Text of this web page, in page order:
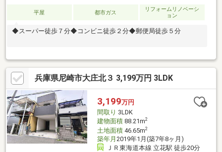
平屋 都市ガス
リフォームリノベーシ
ョン
◆スーパー徒歩７分◆コンビニ徒歩２分◆郵便局徒歩５分
兵庫県尼崎市大庄北３ 3,199万円 3LDK
3,199万円
間取り 3LDK
建物面積88.21m2
土地面積46.65m2
築年月 2019年1月(築7年8ヶ月)
ＪＲ東海道本線 立花駅 徒歩20分